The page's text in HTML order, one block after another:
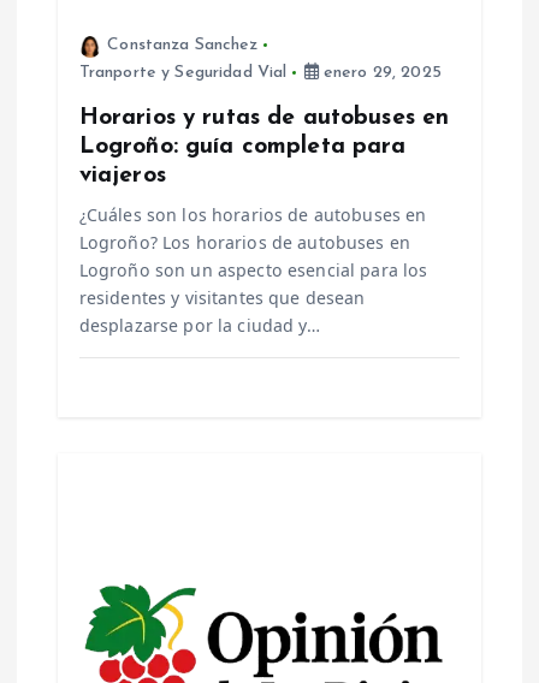
Constanza Sanchez
Tranporte y Seguridad Vial
enero 29, 2025
Horarios y rutas de autobuses en
Logroño: guía completa para
viajeros
¿Cuáles son los horarios de autobuses en
Logroño? Los horarios de autobuses en
Logroño son un aspecto esencial para los
residentes y visitantes que desean
desplazarse por la ciudad y…